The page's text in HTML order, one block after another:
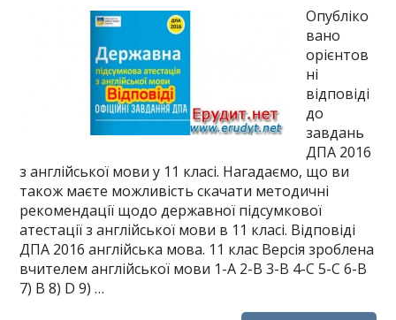
Опубліко
вано
орієнтов
ні
відповіді
до
завдань
ДПА 2016
з англійської мови у 11 класі. Нагадаємо, що ви
також маєте можливість скачати методичні
рекомендації щодо державної підсумкової
атестації з англійської мови в 11 класі. Відповіді
ДПА 2016 англійська мова. 11 клас Версія зроблена
вчителем англійської мови 1-A 2-B 3-B 4-C 5-C 6-B
7) B 8) D 9) …